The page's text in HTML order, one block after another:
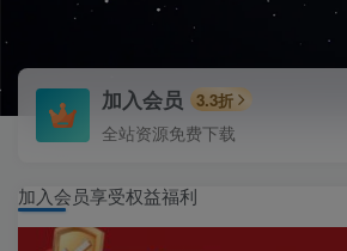
加入会员 3.3折
全站资源免费下载
加入会员享受权益福利